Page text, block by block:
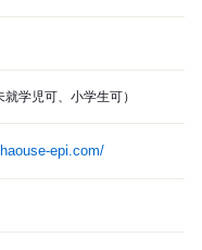
学児可、小学生可）
epi.com/